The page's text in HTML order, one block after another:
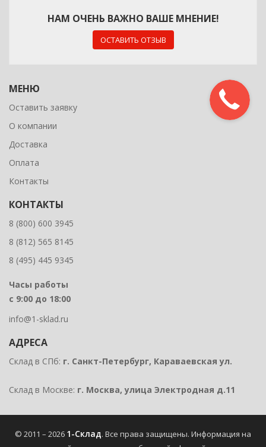
НАМ ОЧЕНЬ ВАЖНО ВАШЕ МНЕНИЕ!
ОСТАВИТЬ ОТЗЫВ
МЕНЮ
Оставить заявку
О компании
Доставка
Оплата
Контакты
КОНТАКТЫ
8 (800) 600 3945
8 (812) 565 8145
8 (495) 445 9345
Часы работы
с 9:00 до 18:00
info@1-sklad.ru
АДРЕСА
Склад в СПб: г. Санкт-Петербург, Караваевская ул.
Склад в Москве: г. Москва, улица Электродная д.11
© 2011 – 2026 1-Склад. Все права защищены. Информация на